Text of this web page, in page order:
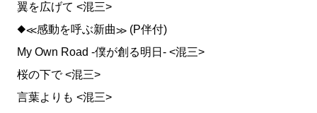
翼を広げて <混三>
◆≪感動を呼ぶ新曲≫ (P伴付)
My Own Road ‐僕が創る明日‐ <混三>
桜の下で <混三>
言葉よりも <混三>